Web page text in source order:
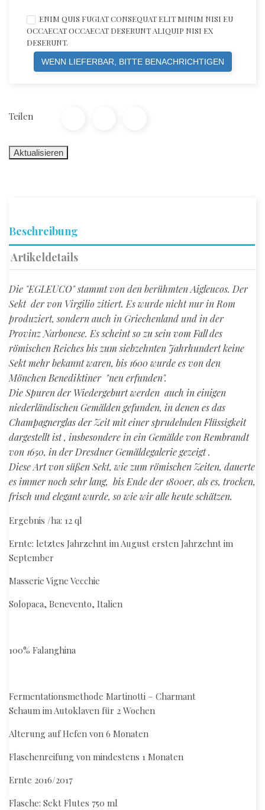
ENIM QUIS FUGIAT CONSEQUAT ELIT MINIM NISI EU
OCCAECAT OCCAECAT DESERUNT ALIQUIP NISI EX
DESERUNT.
WENN LIEFERBAR, BITTE BENACHRICHTIGEN
Teilen
Beschreibung
Artikeldetails
Die "EGLEUCO" stammt von den berühmtenAigleucos. Der
Sekt der von Virgilio zitiert. Es wurde nicht nur in Rom
produziert, sondern auch in Griechenland und in der
Provinz Narbonese. Es scheint so zu sein vom Fall des
römischen Reiches bis zum siebzehnten Jahrhundert keine
Sekt mehr bekannt waren, bis 1600 wurde es von den
Mönchen Benediktiner "neu erfunden".
Die Spuren der Wiedergeburt werden auch in einigen
niederländischen Gemälden gefunden, in denen es das
Champagnerglas der Zeit mit einer sprudelnden Flüssigkeit
dargestellt ist , insbesondere in ein Gemälde von Rembrandt
von 1650, in der Dresdner Gemäldegalerie gezeigt .
Diese Art von süßen Sekt, wie zum römischen Zeiten, dauerte
es immer noch sehr lang, bis Ende der 1800er, als es, trocken,
frisch und elegant wurde, so wie wir alle heute schätzen.
Ergebnis /ha: 12 ql
Ernte: letztes Jahrzehnt im August ersten Jahrzehnt im
September
Masserie Vigne Vecchie
Solopaca, Benevento, Italien
100% Falanghina
Fermentationsmethode Martinotti – Charmant
Schaum im Autoklaven für 2 Wochen
Alterung auf Hefen von 6 Monaten
Flaschenreifung von mindestens 1 Monaten
Ernte 2016/2017
Flasche: Sekt Flutes 750 ml